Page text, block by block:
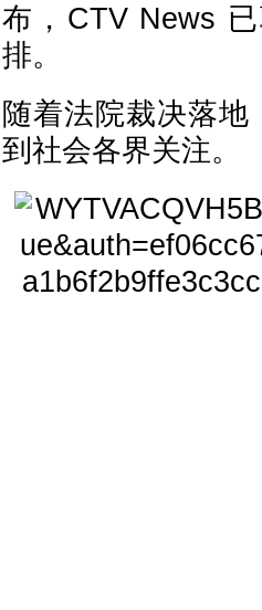
布，CTV News
排。
随着法院裁决落
到社会各界关注。